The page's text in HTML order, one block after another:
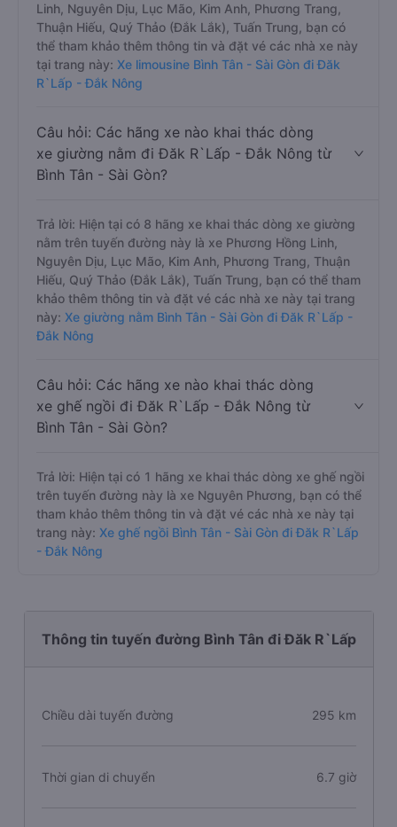
Linh, Nguyên Dịu, Lục Mão, Kim Anh, Phương Trang,
Thuận Hiếu, Quý Thảo (Đắk Lắk), Tuấn Trung, bạn có
thể tham khảo thêm thông tin và đặt vé các nhà xe này
tại trang này: Xe limousine Bình Tân - Sài Gòn đi Đăk
R`Lấp - Đắk Nông
Câu hỏi: Các hãng xe nào khai thác dòng
xe giường nằm đi Đăk R`Lấp - Đắk Nông từ
Bình Tân - Sài Gòn?
Trả lời: Hiện tại có 8 hãng xe khai thác dòng xe giường
nằm trên tuyến đường này là xe Phương Hồng Linh,
Nguyên Dịu, Lục Mão, Kim Anh, Phương Trang, Thuận
Hiếu, Quý Thảo (Đắk Lắk), Tuấn Trung, bạn có thể tham
khảo thêm thông tin và đặt vé các nhà xe này tại trang
này: Xe giường nằm Bình Tân - Sài Gòn đi Đăk R`Lấp -
Đắk Nông
Câu hỏi: Các hãng xe nào khai thác dòng
xe ghế ngồi đi Đăk R`Lấp - Đắk Nông từ
Bình Tân - Sài Gòn?
Trả lời: Hiện tại có 1 hãng xe khai thác dòng xe ghế ngồi
trên tuyến đường này là xe Nguyên Phương, bạn có thể
tham khảo thêm thông tin và đặt vé các nhà xe này tại
trang này: Xe ghế ngồi Bình Tân - Sài Gòn đi Đăk R`Lấp
- Đắk Nông
Thông tin tuyến đường Bình Tân đi Đăk R`Lấp
Chiều dài tuyến đường 295 km
Thời gian di chuyển 6.7 giờ